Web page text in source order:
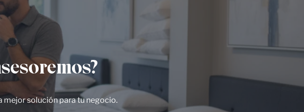
mejor solución para tu negocio.